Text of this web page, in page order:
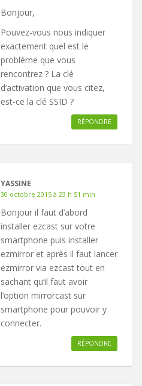
Bonjour,
Pouvez-vous nous indiquer
exactement quel est le
problème que vous
rencontrez ? La clé
d’activation que vous citez,
est-ce la clé SSID ?
RÉPONDRE
YASSINE
30 octobre 2015 à 23 h 51 min
Bonjour il faut d’abord
installer ezcast sur votre
smartphone puis installer
ezmirror et après il faut lancer
ezmirror via ezcast tout en
sachant qu’il faut avoir
l’option mirrorcast sur
smartphone pour pouvoir y
connecter.
RÉPONDRE